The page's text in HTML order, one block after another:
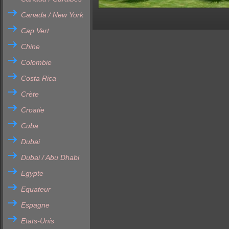
Canada / New York
Cap Vert
Chine
Colombie
Costa Rica
Crète
Croatie
Cuba
Dubai
Dubai / Abu Dhabi
Egypte
Equateur
Espagne
Etats-Unis